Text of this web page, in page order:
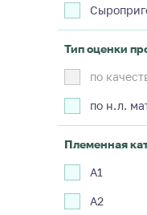
Тип оценки
по
по н.л.
Племенная
А1
А2